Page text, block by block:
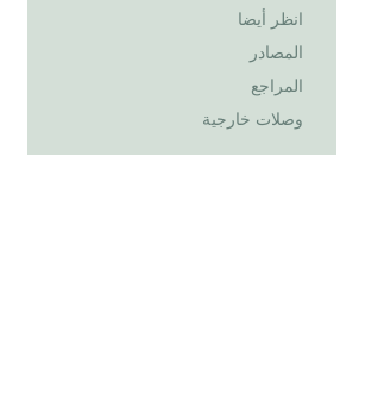
انظر أيضا
المصادر
المراجع
وصلات خارجية